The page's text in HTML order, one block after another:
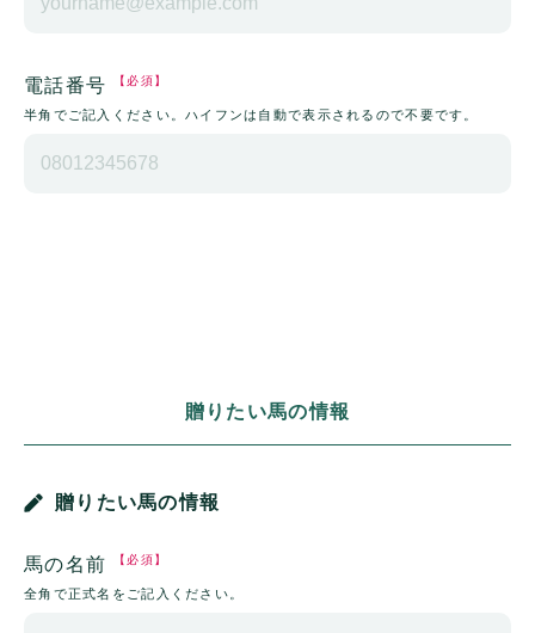
電話番号 【必須】
半角でご記入ください。ハイフンは自動で表示されるので不要です。
贈りたい馬の情報
贈りたい馬の情報
馬の名前 【必須】
全角で正式名をご記入ください。